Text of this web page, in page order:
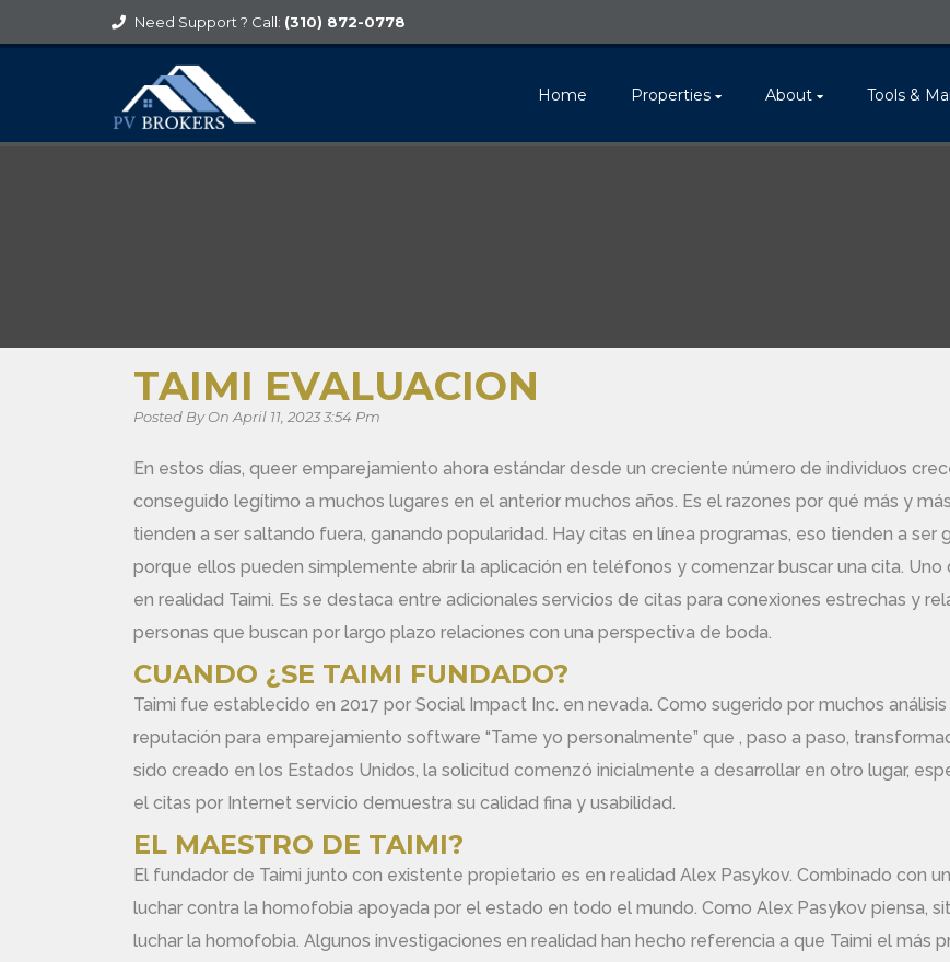
Need Support ? Call: (310) 872-0778
Home Properties About Tools &
TAIMI EVALUACIÓN
Posted By On April 11, 2023 3:54 Pm
En estos días, queer emparejamiento ahora estándar desde un creciente número de individuos
conseguido legítimo a muchos lugares en el anterior muchos años. Es el razones por qué más y
tienden a ser saltando fuera, ganando popularidad. Hay citas en línea programas, eso tienden a
porque ellos pueden simplemente abrir la aplicación en teléfonos y comenzar buscar una cita.
en realidad Taimi. Es se destaca entre adicionales servicios de citas para conexiones estrechas y
personas que buscan por largo plazo relaciones con una perspectiva de boda.
CUANDO ¿SE TAIMI FUNDADO?
Taimi fue establecido en 2017 por Social Impact Inc. en nevada. Como sugerido por muchos
reputación para emparejamiento software “Tame yo personalmente” que , paso a paso,
sido creado en los Estados Unidos, la solicitud comenzó inicialmente a desarrollar en otro lugar,
el citas por Internet servicio demuestra su calidad fina y usabilidad.
EL MAESTRO DE TAIMI?
El fundador de Taimi junto con existente propietario es en realidad Alex Pasykov. Combinado con
luchar contra la homofobia apoyada por el estado en todo el mundo. Como Alex Pasykov piensa,
luchar la homofobia. Algunos investigaciones en realidad han hecho referencia a que Taimi el más